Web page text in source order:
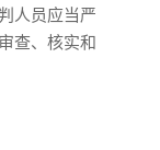
员应当严
查、核实和